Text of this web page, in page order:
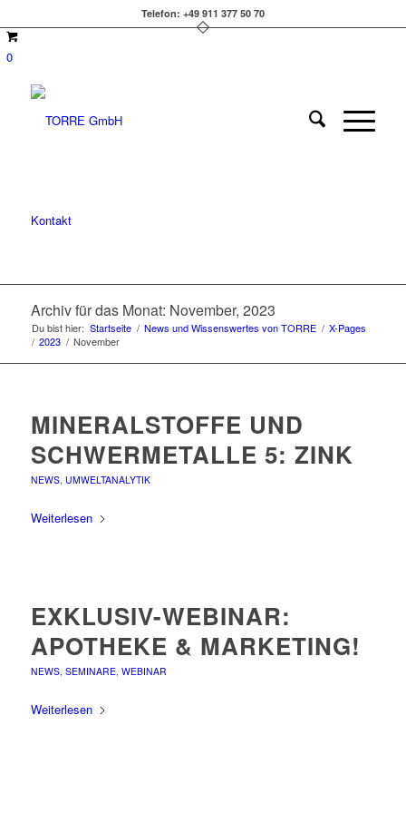
Telefon: +49 911 377 50 70
0
Kontakt
Archiv für das Monat: November, 2023
Du bist hier: Startseite / News und Wissenswertes von TORRE / X-Pages
/ 2023 / November
MINERALSTOFFE UND
SCHWERMETALLE 5: ZINK
NEWS, UMWELTANALYTIK
Weiterlesen
EXKLUSIV-WEBINAR:
APOTHEKE & MARKETING!
NEWS, SEMINARE, WEBINAR
Weiterlesen